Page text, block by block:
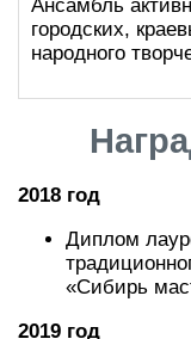
Ансамбль
городских,
народного
2018 год
Диплом
«Сибирь
2019 год